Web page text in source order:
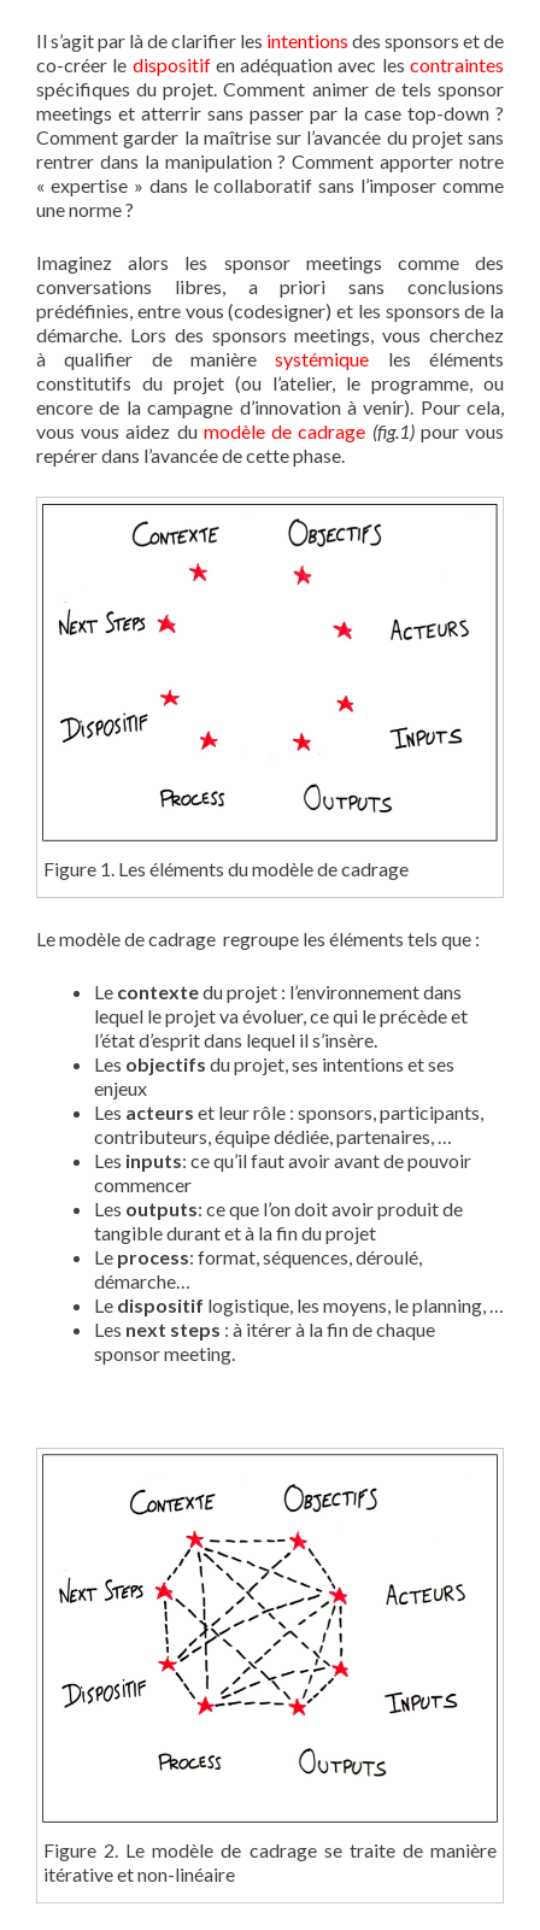
Il s’agit par là de clarifier les intentions des sponsors et de
co-créer le dispositifen adéquation avec lescontraintes
spécifiques du projet. Comment animer de tels sponsor
meetings et atterrir sans passer par la case top-down ?
Comment garder la maîtrise sur l’avancée du projet sans
rentrer dans la manipulation ? Comment apporter notre
« expertise » dans le collaboratif sans l’imposer comme
une norme ?
Imaginez alors les sponsor meetings comme des
conversations libres, a priori sans conclusions
prédéfinies, entre vous (codesigner) et les sponsors de la
démarche. Lors des sponsors meetings, vous cherchez
à qualifier de manièresystémique les éléments
constitutifs du projet (ou l’atelier, le programme, ou
encore de la campagne d’innovation à venir). Pour cela,
vous vous aidez du modèle de cadrage (fig.1)pour vous
repérer dans l’avancée de cette phase.
Figure 1. Les éléments du modèle de cadrage
Le modèle de cadrage regroupe les éléments tels que :
Le contextedu projet : l’environnement dans
lequel le projet va évoluer, ce qui le précède et
l’état d’esprit dans lequel il s’insère.
Les objectifs du projet, ses intentions et ses
enjeux
Les acteurs et leur rôle : sponsors, participants,
contributeurs, équipe dédiée, partenaires, …
Les inputs: ce qu’il faut avoir avant de pouvoir
commencer
Les outputs: ce que l’on doit avoir produit de
tangible durant et à la fin du projet
Le process: format, séquences, déroulé,
démarche…
Le dispositif logistique, les moyens, le planning, …
Les next steps : à itérer à la fin de chaque
sponsor meeting.
Figure 2. Le modèle de cadrage se traite de manière
itérative et non-linéaire